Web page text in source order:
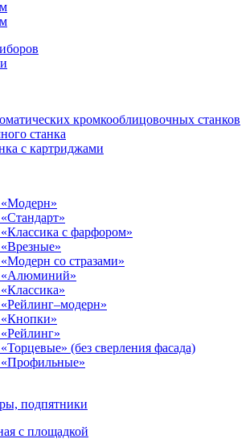
кромкооблицовочных станков
станка
с картриджами
с фарфором»
со стразами»
«Алюминий»
(без сверления фасада)
подпятники
с площадкой